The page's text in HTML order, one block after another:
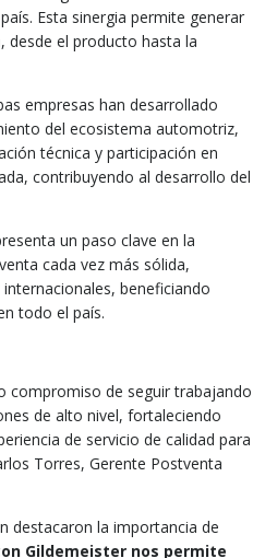
Esta sinergia permite generar
desde el producto hasta la
empresas han desarrollado
del ecosistema automotriz,
técnica y participación en
contribuyendo al desarrollo del
un paso clave en la
cada vez más sólida,
beneficiando
todo el país.
compromiso de seguir trabajando
de alto nivel, fortaleciendo
de servicio de calidad para
Torres, Gerente Postventa
destacaron la importancia de
Gildemeister nos permite